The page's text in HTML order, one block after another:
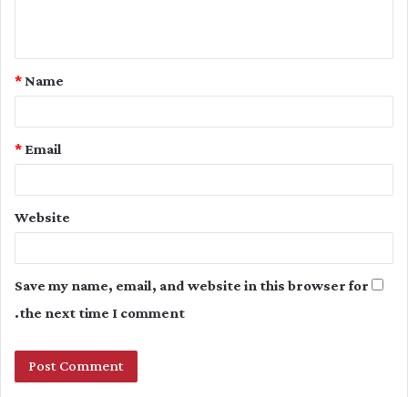
t
Name
*
Email
*
Website
Save my name, email, and website in this browser for
the next time I comment.